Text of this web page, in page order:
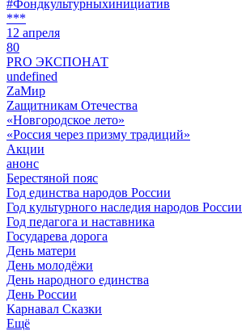
#Фондкультурныхинициатив
***
12 апреля
80
PRO ЭКСПОНАТ
undefined
ZaМир
Zащитникам Отечества
«Новгородское лето»
«Россия через призму традиций»
Акции
анонс
Берестяной пояс
Год единства народов России
Год культурного наследия народов России
Год педагога и наставника
Государева дорога
День матери
День молодёжи
День народного единства
День России
Карнавал Сказки
Ещё